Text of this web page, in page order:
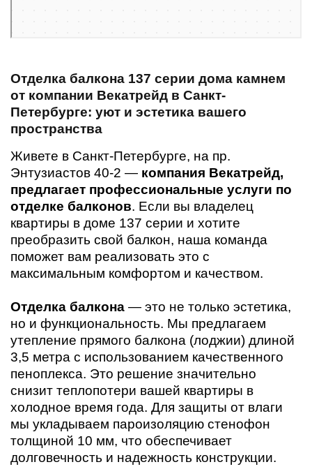
Отделка балкона 137 серии дома камнем
от компании Векатрейд в Санкт-
Петербурге: уют и эстетика вашего
пространства
Живете в Санкт-Петербурге, на пр.
Энтузиастов 40-2 — компания Векатрейд,
предлагает профессиональные услуги по
отделке балконов. Если вы владелец
квартиры в доме 137 серии и хотите
преобразить свой балкон, наша команда
поможет вам реализовать это с
максимальным комфортом и качеством.
Отделка балкона — это не только эстетика,
но и функциональность. Мы предлагаем
утепление прямого балкона (лоджии) длиной
3,5 метра с использованием качественного
пеноплекса. Это решение значительно
снизит теплопотери вашей квартиры в
холодное время года. Для защиты от влаги
мы укладываем пароизоляцию стенофон
толщиной 10 мм, что обеспечивает
долговечность и надежность конструкции.